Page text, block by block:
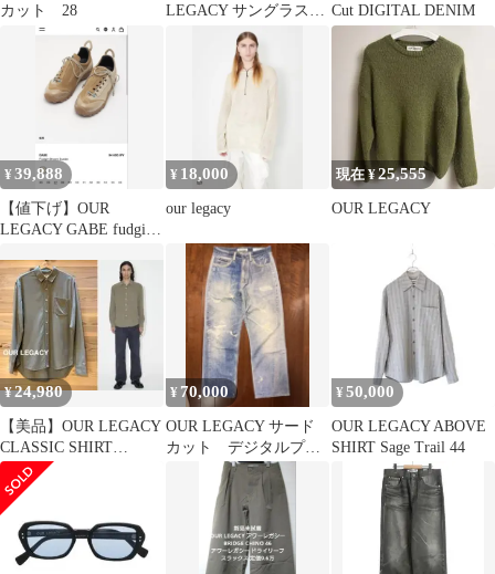
カット 28
LEGACY サングラス
EARTH 試着のみ
Cut DIGITAL DENIM
¥39,888
【値下げ】OUR
LEGACY GABE fudgin
¥ 18,000
our legacy
現在 ¥25,555
OUR LEGACY
¥24,980
【美品】OUR LEGACY
CLASSIC SHIRT
Peafowl 48
¥ 70,000
OUR LEGACY サード
カット デジタルプリ
ント 28
¥ 50,000
OUR LEGACY ABOVE
SHIRT Sage Trail 44